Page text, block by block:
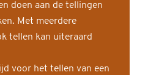
doen aan de tellingen
Met meerdere
tellen kan uiteraard
voor het tellen van een